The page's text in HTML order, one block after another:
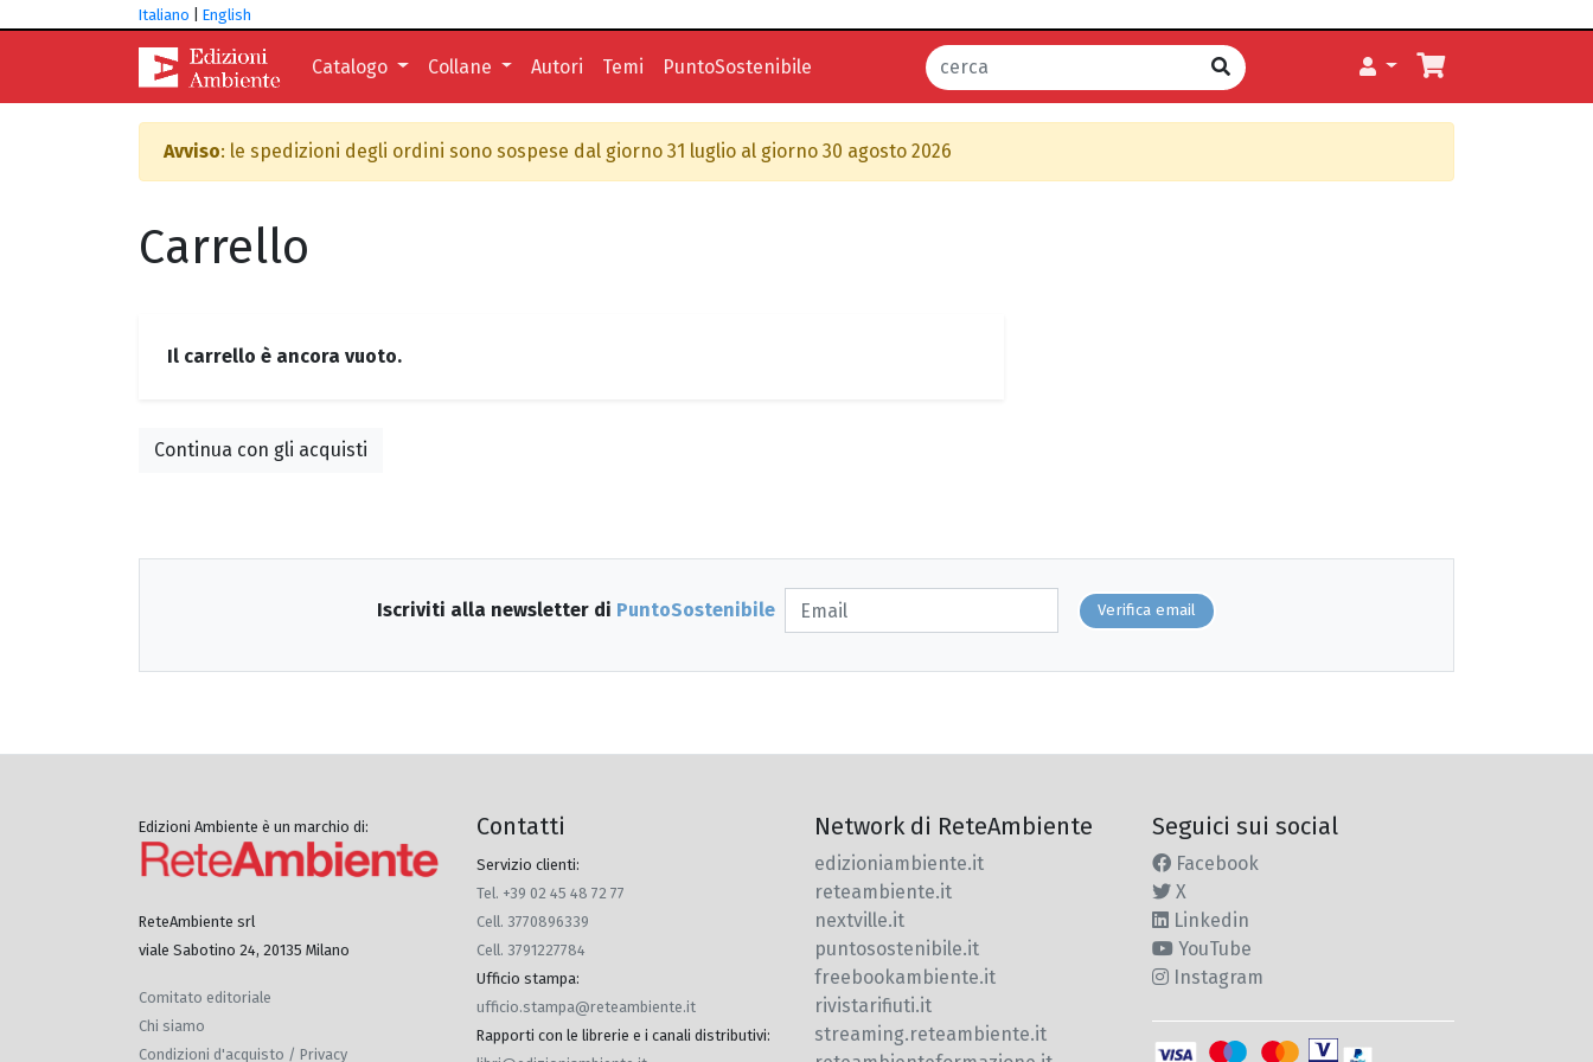
Italiano English
Catalogo Collane Autori Temi PuntoSostenibile
Avviso: le spedizioni degli ordini sono sospese dal giorno 31 luglio al giorno 30 agosto 2026
Carrello
Il carrello è ancora vuoto.
Continua con gli acquisti
Iscriviti alla newsletter di PuntoSostenibile Verifica email
Edizioni Ambiente è un marchio di:
ReteAmbiente srl
viale Sabotino 24, 20135 Milano
Comitato editoriale
Chi siamo
Condizioni d'acquisto / Privacy
Contatti
Servizio clienti:
Tel. +39 02 45 48 72 77
Cell. 3770896339
Cell. 3791227784
Ufficio stampa:
ufficio.stampa@reteambiente.it
Rapporti con le librerie e i canali distributivi:
Network di ReteAmbiente
edizioniambiente.it
reteambiente.it
nextville.it
puntosostenibile.it
freebookambiente.it
rivistarifiuti.it
streaming.reteambiente.it
Seguici sui social
Facebook
X
Linkedin
YouTube
Instagram